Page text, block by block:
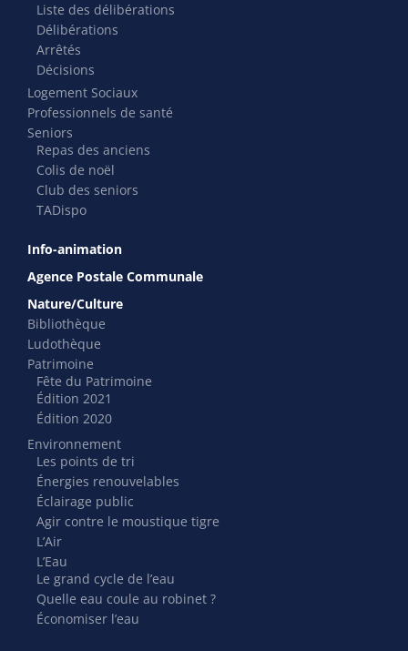
Liste des délibérations
Délibérations
Arrêtés
Décisions
Logement Sociaux
Professionnels de santé
Seniors
Repas des anciens
Colis de noël
Club des seniors
TADispo
Info-animation
Agence Postale Communale
Nature/Culture
Bibliothèque
Ludothèque
Patrimoine
Fête du Patrimoine
Édition 2021
Édition 2020
Environnement
Les points de tri
Énergies renouvelables
Éclairage public
Agir contre le moustique tigre
L’Air
L’Eau
Le grand cycle de l’eau
Quelle eau coule au robinet ?
Économiser l’eau